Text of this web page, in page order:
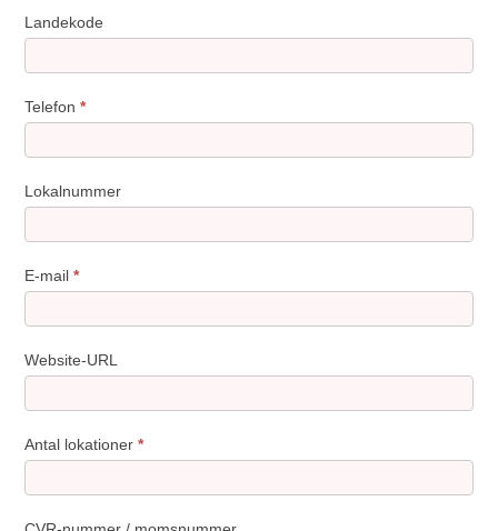
Landekode
Telefon*
Lokalnummer
E-mail*
Website-URL
Antal lokationer*